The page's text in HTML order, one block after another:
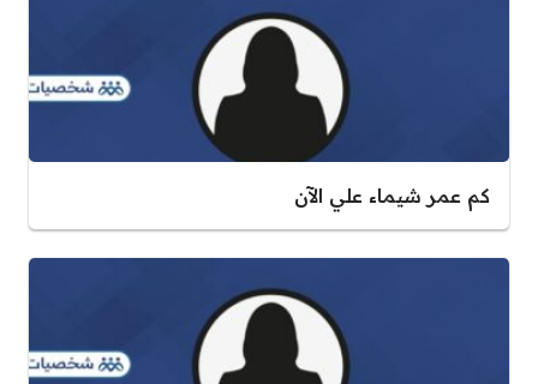
كم عمر شيماء علي الآن